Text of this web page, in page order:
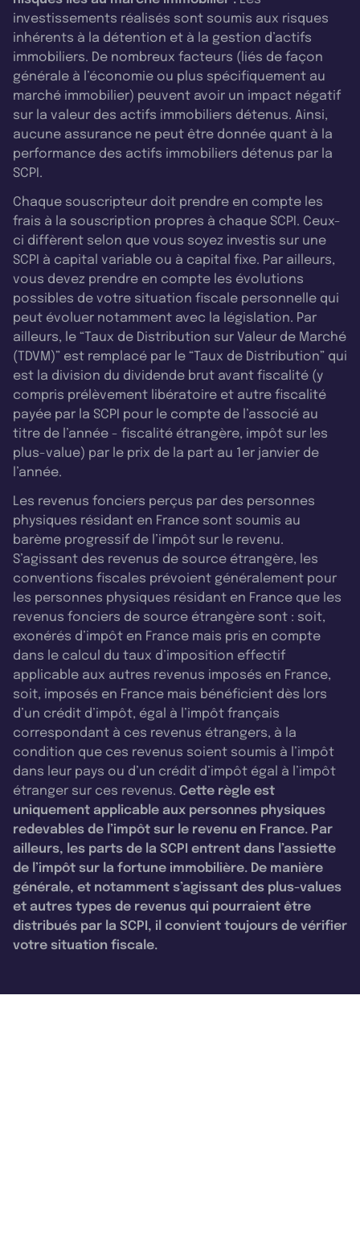
investissements réalisés sont soumis aux risques
inhérents à la détention et à la gestion d’actifs
immobiliers. De nombreux facteurs (liés de façon
générale à l’économie ou plus spécifiquement au
marché immobilier) peuvent avoir un impact négatif
sur la valeur des actifs immobiliers détenus. Ainsi,
aucune assurance ne peut être donnée quant à la
performance des actifs immobiliers détenus par la
SCPI.
Chaque souscripteur doit prendre en compte les
frais à la souscription propres à chaque SCPI. Ceux-
ci diffèrent selon que vous soyez investis sur une
SCPI à capital variable ou à capital fixe. Par ailleurs,
vous devez prendre en compte les évolutions
possibles de votre situation fiscale personnelle qui
peut évoluer notamment avec la législation. Par
ailleurs, le “Taux de Distribution sur Valeur de Marché
(TDVM)” est remplacé par le “Taux de Distribution” qui
est la division du dividende brut avant fiscalité (y
compris prélèvement libératoire et autre fiscalité
payée par la SCPI pour le compte de l’associé au
titre de l’année - fiscalité étrangère, impôt sur les
plus-value) par le prix de la part au 1er janvier de
l’année.
Les revenus fonciers perçus par des personnes
physiques résidant en France sont soumis au
barème progressif de l’impôt sur le revenu.
S’agissant des revenus de source étrangère, les
conventions fiscales prévoient généralement pour
les personnes physiques résidant en France que les
revenus fonciers de source étrangère sont : soit,
exonérés d’impôt en France mais pris en compte
dans le calcul du taux d’imposition effectif
applicable aux autres revenus imposés en France,
soit, imposés en France mais bénéficient dès lors
d’un crédit d’impôt, égal à l’impôt français
correspondant à ces revenus étrangers, à la
condition que ces revenus soient soumis à l’impôt
dans leur pays ou d’un crédit d’impôt égal à l’impôt
étranger sur ces revenus. Cette règle est
uniquement applicable aux personnes physiques
redevables de l’impôt sur le revenu en France. Par
ailleurs, les parts de la SCPI entrent dans l’assiette
de l’impôt sur la fortune immobilière. De manière
générale, et notamment s’agissant des plus-values
et autres types de revenus qui pourraient être
distribués par la SCPI, il convient toujours de vérifier
votre situation fiscale.